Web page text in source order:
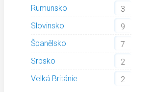
Rumunsko
3
Slovinsko
9
Španělsko
7
Srbsko
2
Velká Británie
2